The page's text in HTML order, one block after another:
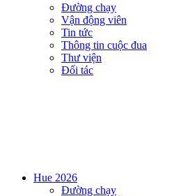
Đường chạy
Vận động viên
Tin tức
Thông tin cuộc đua
Thư viện
Đối tác
Hue 2026
Đường chạy